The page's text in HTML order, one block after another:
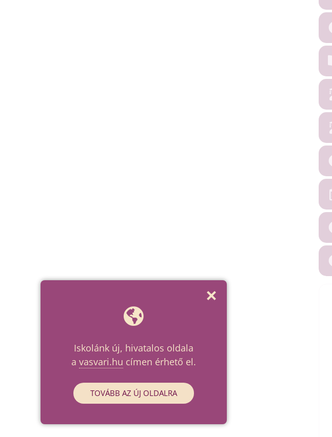
Iskolánk új, hivatalos oldala
a vasvari.hu címen érhető el.
TOVÁBB AZ ÚJ OLDALRA